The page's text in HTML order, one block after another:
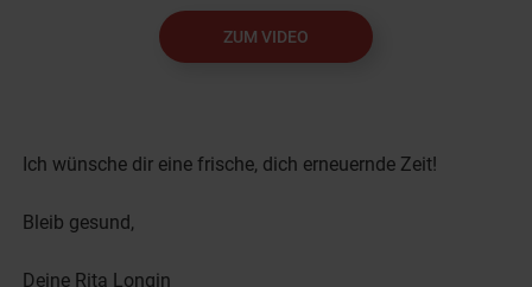
ZUM VIDEO
Ich wünsche dir eine frische, dich erneuernde Zeit!
Bleib gesund,
Deine Rita Longin